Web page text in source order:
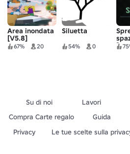
Area inondata
[V5.8]
67% 20
Siluetta
54% 0
Su di noi Lavori
Compra Carte regalo
Guida
Privacy
Le tue scelte sulla